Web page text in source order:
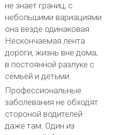
не знает границ, с
небольшими вариациями
она везде одинаковая.
Нескончаемая лента
дороги, жизнь вне дома,
в постоянной разлуке с
семьей и детьми.
Профессиональные
заболевания не обходят
стороной водителей
даже там. Один из